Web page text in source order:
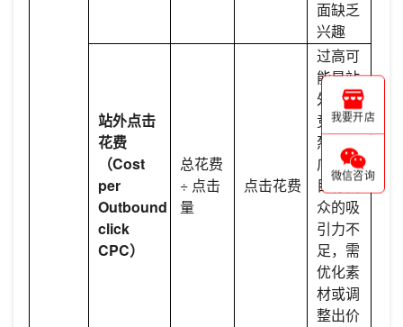
面缺乏
兴趣
站外点击
花费
（Cost
per
Outbound
click
CPC）
总花费
÷ 点击
量
点击花费
过高可
能是站
外点击
竞争激
烈，或
广告对
目标受
众的吸
引力不
足，需
优化素
材或调
整出价
我要开店
微信咨询